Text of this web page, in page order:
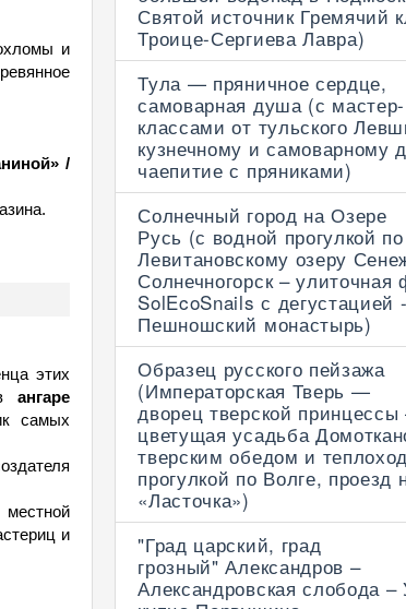
и
/
этих
вангаре
самых
и
Святой источник Гремячий
Троице-Сергиева Лавра)
Тула — пряничное сердце,
самоварная душа (с мастер-
классами от тульского
кузнечному и самоварному
чаепитие с пряниками)
Солнечный город на Озере
Русь (с водной прогулкой по
Левитановскому озеру
Солнечногорск – улиточная
SolEcoSnails с дегустацией
Пешношский монастырь)
Образец русского пейзажа
(Императорская Тверь —
дворец тверской
цветущая усадьба
тверским обедом и
прогулкой по Волге, проезд
«Ласточка»)
"Град царский, град
грозный" Александров –
Александровская слобода –